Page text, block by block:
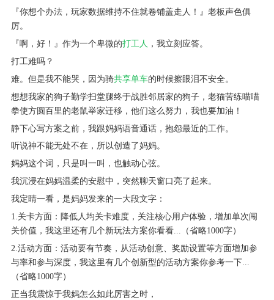
『你想个办法，玩家数据维持不住就卷铺盖走人！』老板声色俱
厉。
『啊，好！』作为一个卑微的打工人 ，我立刻应答。
打工难吗？
难。但是我不能哭，因为骑共享单车的时候擦眼泪不安全。
想想我家的狗子勤学扫堂腿终于战胜邻居家的狗子，老猫苦练喵喵
拳使方圆百里的老鼠举家迁移，他们这么努力，我也要加油！
静下心写方案之前，我跟妈妈语音通话，抱怨最近的工作。
听说神不能无处不在，所以创造了妈妈。
妈妈这个词，只是叫一叫，也触动心弦。
我沉浸在妈妈温柔的安慰中，突然聊天窗口亮了起来。
我定睛一看，是妈妈发来的一大段文字：
1.关卡方面：降低人均关卡难度，关注核心用户体验，增加单次闯
关价值，我这里还有几个新玩法方案你看看...（省略1000字）
2.活动方面：活动要有节奏，从活动创意、奖励设置等方面增加参
与率和参与深度，我这里有几个创新型的活动方案你参考一下...
（省略1000字）
正当我震惊于我妈怎么如此厉害之时，